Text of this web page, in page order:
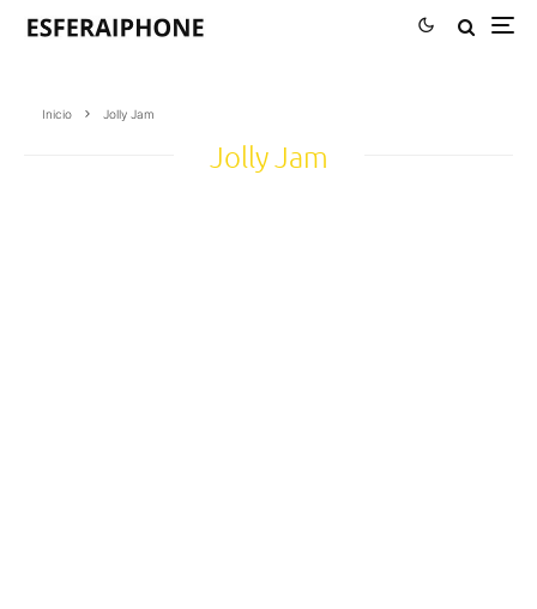
Inicio Jolly Jam
Jolly Jam